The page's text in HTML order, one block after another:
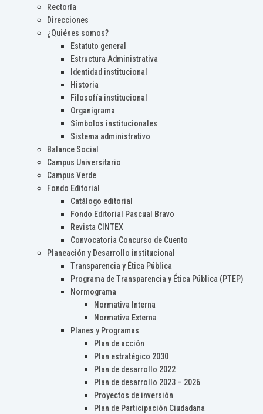
Rectoría
Direcciones
¿Quiénes somos?
Estatuto general
Estructura Administrativa
Identidad institucional
Historia
Filosofía institucional
Organigrama
Símbolos institucionales
Sistema administrativo
Balance Social
Campus Universitario
Campus Verde
Fondo Editorial
Catálogo editorial
Fondo Editorial Pascual Bravo
Revista CINTEX
Convocatoria Concurso de Cuento
Planeación y Desarrollo institucional
Transparencia y Ética Pública
Programa de Transparencia y Ética Pública (PTEP)
Normograma
Normativa Interna
Normativa Externa
Planes y Programas
Plan de acción
Plan estratégico 2030
Plan de desarrollo 2022
Plan de desarrollo 2023 – 2026
Proyectos de inversión
Plan de Participación Ciudadana